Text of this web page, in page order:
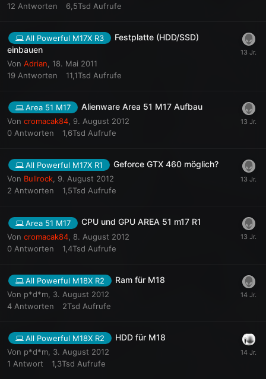
12 Antworten 6,5Tsd Aufrufe
All Powerful M17X R3
Festplatte (HDD/SSD)
einbauen
Von Adrian 18. Mai 2011
19 Antworten 11,1Tsd Aufrufe
Area 51 M17 Alienware Area 51 M17 Aufbau
Von cromacak84 9. August 2012
0 Antworten 1,6Tsd Aufrufe
All Powerful M17X R1 Geforce GTX 460 möglich?
Von Bullrock, 9. August 2012
2 Antworten 1,5Tsd Aufrufe
Area 51 M17 CPU und GPU AREA 51 m17 R1
Von cromacak84 8. August 2012
0 Antworten 1,4Tsd Aufrufe
All Powerful M18X R2 Ram für M18
Von p*d*m 3. August 2012
4 Antworten 2Tsd Aufrufe
All Powerful M18X R2 HDD für M18
Von p*d*m 3. August 2012
1 Antwort 1,3Tsd Aufrufe